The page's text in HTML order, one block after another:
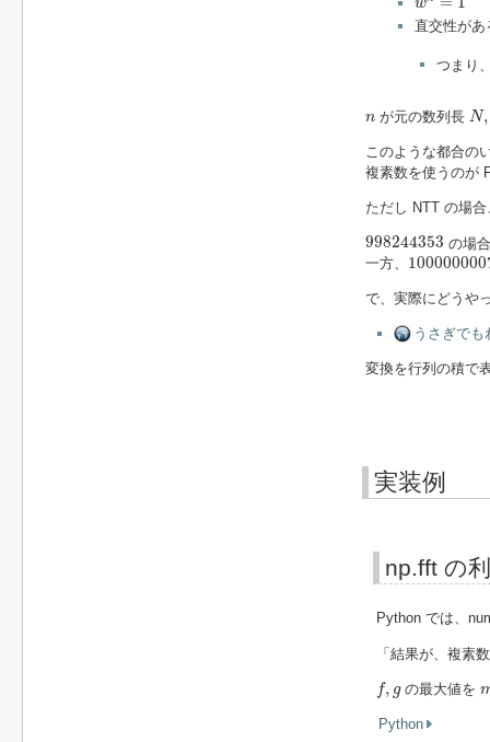
直交性があ
つまり
n
nが元の数列長 N,
N,
このような都合の
複素数を使うのが
ただし NTT の場合
998244353
998244353 の場
一方、
で、実際にどうや
うさぎで
変換を行列の積で
実装例
np.fft の
Python では、
「結果が、複素
f, g
,g の最大値を
Python